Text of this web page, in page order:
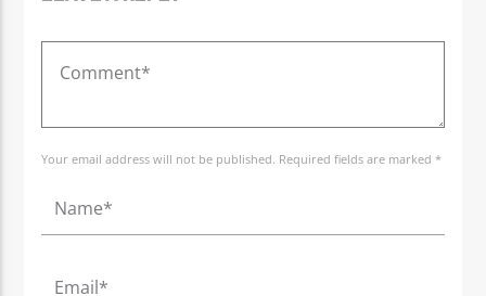
Your email address will not be published. Required fields are marked *